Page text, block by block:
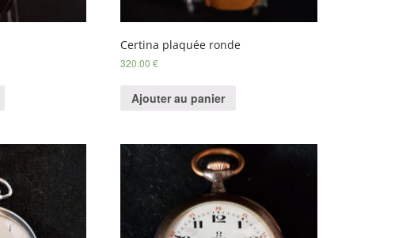
Certina plaquée ronde
320.00€
Ajouter au panier